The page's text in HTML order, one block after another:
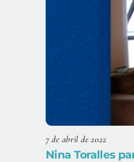
7 de abril de 2022
Nina Toralles